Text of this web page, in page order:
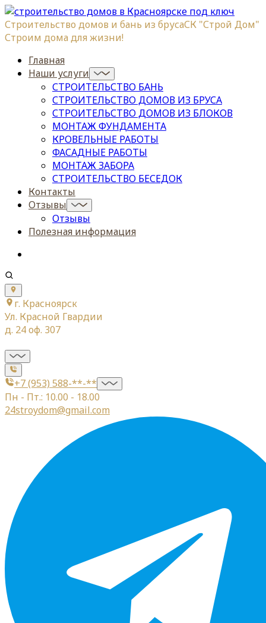
Строительство домов и бань из брусаСК "Строй Дом"
Строим дома для жизни!
Главная
Наши услуги
СТРОИТЕЛЬСТВО БАНЬ
СТРОИТЕЛЬСТВО ДОМОВ ИЗ БРУСА
СТРОИТЕЛЬСТВО ДОМОВ ИЗ БЛОКОВ
МОНТАЖ ФУНДАМЕНТА
КРОВЕЛЬНЫЕ РАБОТЫ
ФАСАДНЫЕ РАБОТЫ
МОНТАЖ ЗАБОРА
СТРОИТЕЛЬСТВО БЕСЕДОК
Контакты
Отзывы
Отзывы
Полезная информация
г. Красноярск
Ул. Красной Гвардии
д. 24 оф. 307
+7 (953) 588-**-**
Пн - Пт.: 10.00 - 18.00
24stroydom@gmail.com